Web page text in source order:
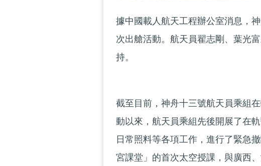
據中國載人航天工程辦公室消息，
次出艙活動。航天員翟志剛、葉光
持。
截至目前，神舟十三號航天員乘組
動以來，航天員乘組先後開展了在
日常照料等各項工作，進行了緊急
宮課堂」的首次太空授課，與廣西